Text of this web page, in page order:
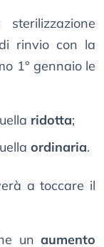
rinvio con la
1° gennaio le
ridotta;
ordinaria.
a toccare il
un aumento